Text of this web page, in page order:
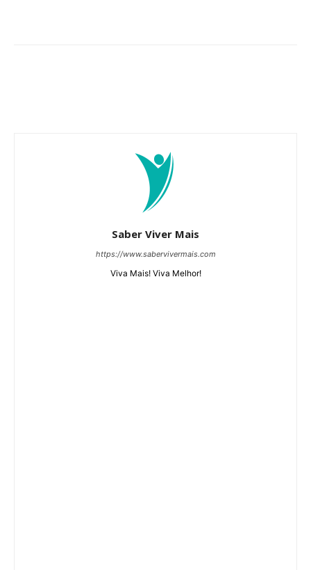
Saber Viver Mais
https://www.sabervivermais.com
Viva Mais! Viva Melhor!